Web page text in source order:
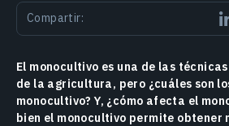
Compartir:
El monocultivo es una de las
de la agricultura, pero ¿cuáles son
monocultivo? Y, ¿cómo afecta el
bien el monocultivo permite obtener